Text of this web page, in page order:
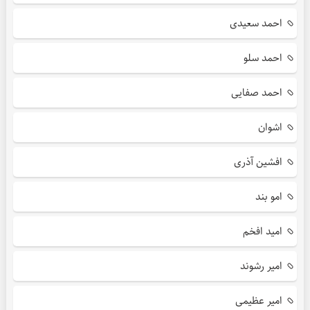
احمد سعیدی
احمد سلو
احمد صفایی
اشوان
افشین آذری
امو بند
امید افخم
امیر رشوند
امیر عظیمی